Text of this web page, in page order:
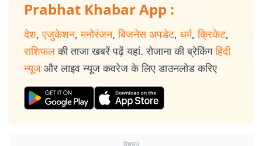
Prabhat Khabar App :
देश, एजुकेशन, मनोरंजन, बिजनेस अपडेट, धर्म, क्रिकेट,
राशिफल की ताजा खबरें पढ़ें यहां. रोजाना की ब्रेकिंग हिंदी
न्यूज और लाइव न्यूज कवरेज के लिए डाउनलोड करिए
विज्ञापन